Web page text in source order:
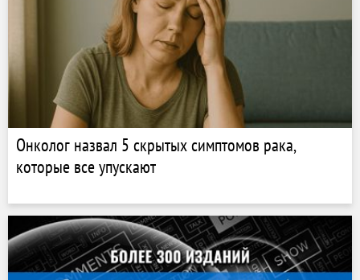
Онколог назвал 5 скрытых симптомов рака,
которые все упускают